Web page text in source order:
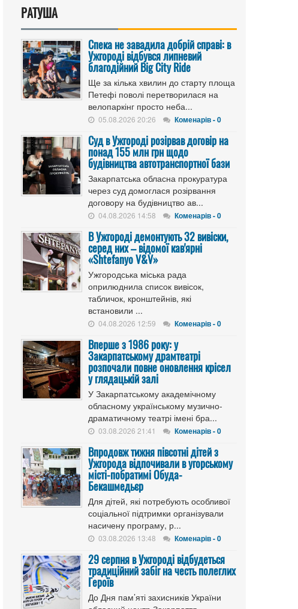
РАТУША
Спека не завадила добрій справі: в
Ужгороді відбувся липневий
благодійний Big City Ride
Ще за кілька хвилин до старту площа
Петефі поволі перетворилася на
велопаркінг просто неба...
05.08.2026 20:26 Коменарів - 0
Cуд в Ужгороді розірвав договір на
понад 155 млн грн щодо
будівництва автотранспортної бази
Закарпатська обласна прокуратура
через суд домоглася розірвання
договору на будівництво ав...
04.08.2026 14:58 Коменарів - 0
В Ужгороді демонтують 32 вивіски,
серед них – відомої кав'ярні
«Shtefanyo V&V»
Ужгородська міська рада
оприлюднила список вивісок,
табличок, кронштейнів, які
встановили ...
04.08.2026 12:59 Коменарів - 0
Вперше з 1986 року: у
Закарпатському драмтеатрі
розпочали повне оновлення крісел
у глядацькій залі
У Закарпатському академічному
обласному українському музично-
драматичному театрі імені бра...
03.08.2026 21:41 Коменарів - 0
Впродовж тижня півсотні дітей з
Ужгорода відпочивали в угорському
місті-побратимі Обуда-
Бекашмедьєр
Для дітей, які потребують особливої
соціальної підтримки організували
насичену програму, р...
03.08.2026 13:48 Коменарів - 0
29 серпня в Ужгороді відбудеться
традиційний забіг на честь полеглих
Героїв
До Дня пам’яті захисників України